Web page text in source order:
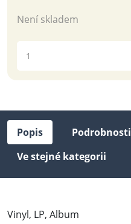
Není skladem
Popis
Podrobnosti
Ve stejné kategorii
Vinyl, LP, Album